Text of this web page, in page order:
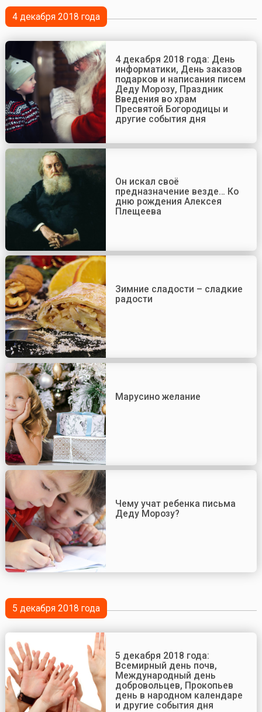
4 декабря 2018 года
4 декабря 2018 года: День
информатики, День заказов
подарков и написания писем
Деду Морозу, Праздник
Введения во храм
Пресвятой Богородицы и
другие события дня
Он искал своё
предназначение везде… Ко
дню рождения Алексея
Плещеева
Зимние сладости – сладкие
радости
Марусино желание
Чему учат ребенка письма
Деду Морозу?
5 декабря 2018 года
5 декабря 2018 года:
Всемирный день почв,
Международный день
добровольцев, Прокопьев
день в народном календаре
и другие события дня